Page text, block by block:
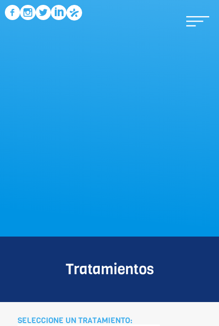
Tratamientos
SELECCIONE UN TRATAMIENTO: